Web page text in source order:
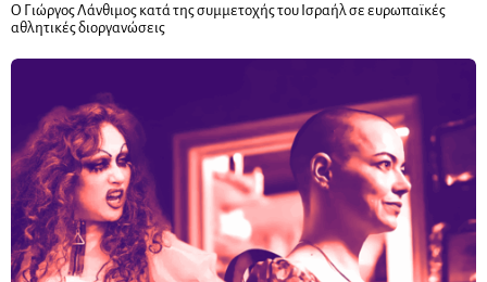
Ο Γιώργος Λάνθιμος κατά της συμμετοχής του Ισραήλ σε ευρωπαϊκές
αθλητικές διοργανώσεις